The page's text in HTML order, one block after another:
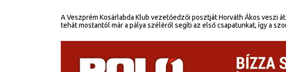
A Veszprém Kosárlabda Klub vezetőedzői posztját Horváth Ákos veszi
tehát mostantól már a pálya széléről segíti az első csapatunkat, így a